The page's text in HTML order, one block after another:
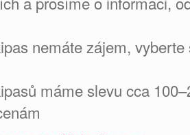
nemáte zájem,
máme slevu cca